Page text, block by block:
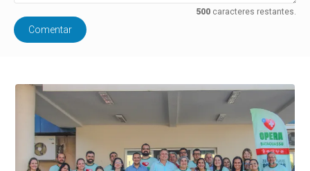
500caracteres restantes.
Comentar